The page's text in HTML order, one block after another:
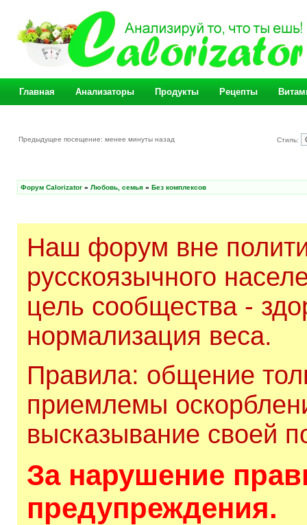
Главная Анализаторы Продукты Рецепты
Предыдущее посещение: менее минуты назад Стиль:
Форум Calorizator » Любовь, семья » Без комплексов
Наш форум вне
русскоязычного
цель сообщества -
нормализация веса.
Правила: общение
приемлемы
высказывание своей
За нарушение
предупреждения.